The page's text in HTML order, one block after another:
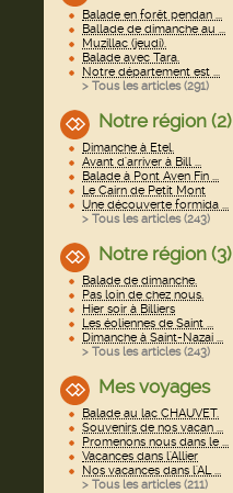
Balade en forêt pendan ...
Ballade de dimanche au ...
Muzillac (jeudi).
Balade avec Tara.
Notre département est ...
> Tous les articles (291)
Notre région (2)
Dimanche à Etel.
Avant d'arriver à Bill ...
Balade à Pont Aven Fin ...
Le Cairn de Petit Mont
Une découverte formida ...
> Tous les articles (243)
Notre région (3)
Balade de dimanche.
Pas loin de chez nous.
Hier soir à Billiers
Les éoliennes de Saint ...
Dimanche à Saint-Nazai ...
> Tous les articles (243)
Mes voyages
Balade au lac CHAUVET.
Souvenirs de nos vacan ...
Promenons nous dans le ...
Vacances dans l'Allier
Nos vacances dans l'AL ...
> Tous les articles (211)